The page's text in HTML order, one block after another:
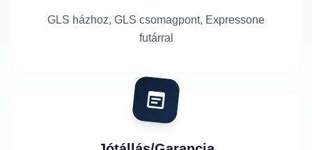
GLS házhoz, GLS csomagpont, Expressone
futárral